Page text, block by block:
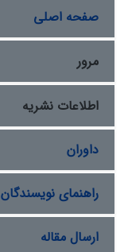
صفحه اصلی
مرور
اطلاعات نشریه
داوران
راهنمای نویسندگان
ارسال مقاله